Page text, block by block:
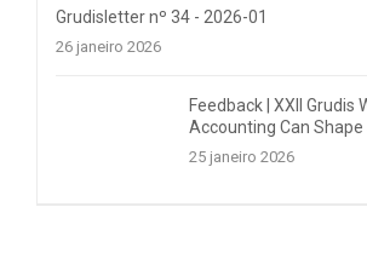
Grudisletter nº 34 - 2026-01
26 janeiro 2026
Feedback | XXII Grudis
Accounting Can Shape
25 janeiro 2026